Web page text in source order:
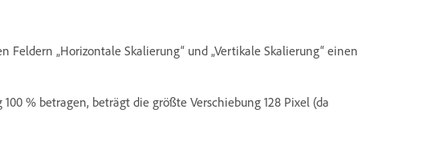
Feldern „Horizontale Skalierung“ und „Vertikale Skalierung“ einen
% betragen, beträgt die größte Verschiebung 128 Pixel (da